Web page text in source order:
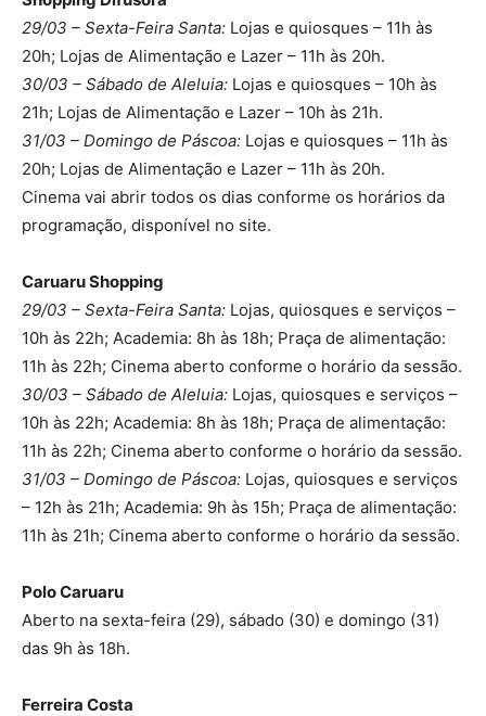
29/03 – Sexta-Feira Santa: Lojas e quiosques – 11h às
20h; Lojas de Alimentação e Lazer – 11h às 20h.
30/03 – Sábado de Aleluia: Lojas e quiosques – 10h às
21h; Lojas de Alimentação e Lazer – 10h às 21h.
31/03 – Domingo de Páscoa: Lojas e quiosques – 11h às
20h; Lojas de Alimentação e Lazer – 11h às 20h.
Cinema vai abrir todos os dias conforme os horários da
programação, disponível no site.
Caruaru Shopping
29/03 – Sexta-Feira Santa: Lojas, quiosques e serviços –
10h às 22h; Academia: 8h às 18h; Praça de alimentação:
11h às 22h; Cinema aberto conforme o horário da sessão.
30/03 – Sábado de Aleluia: Lojas, quiosques e serviços –
10h às 22h; Academia: 8h às 18h; Praça de alimentação:
11h às 22h; Cinema aberto conforme o horário da sessão.
31/03 – Domingo de Páscoa: Lojas, quiosques e serviços
– 12h às 21h; Academia: 9h às 15h; Praça de alimentação:
11h às 21h; Cinema aberto conforme o horário da sessão.
Polo Caruaru
Aberto na sexta-feira (29), sábado (30) e domingo (31)
das 9h às 18h.
Ferreira Costa